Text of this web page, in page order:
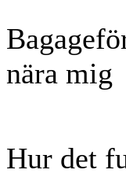
nära mig
Hur det